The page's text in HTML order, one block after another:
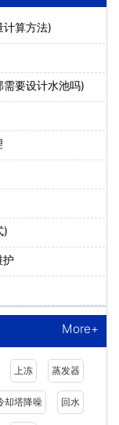
计算方法)
要设计水池吗)
)
护
More+
上冻 蒸发器
却塔降噪 回水